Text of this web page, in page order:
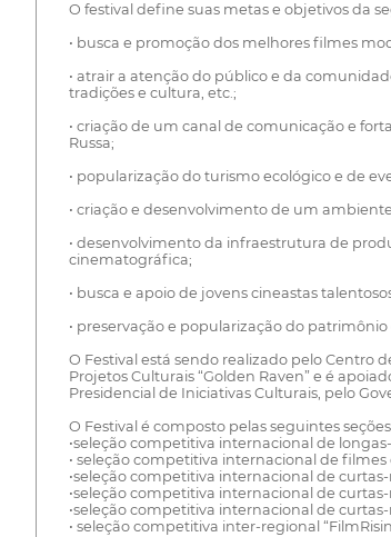
O festival define suas metas e objetivos da
• busca e promoção dos melhores filmes
• atrair a atenção do público e da
tradições e cultura, etc.;
• criação de um canal de comunicação e
Russa;
• popularização do turismo ecológico e de
• criação e desenvolvimento de um
• desenvolvimento da infraestrutura de
cinematográfica;
• busca e apoio de jovens cineastas
• preservação e popularização do
O Festival está sendo realizado pelo Centro
Projetos Culturais “Golden Raven” e é
Presidencial de Iniciativas Culturais, pelo
O Festival é composto pelas seguintes
•seleção competitiva internacional de
• seleção competitiva internacional de
•seleção competitiva internacional de
•seleção competitiva internacional de
•seleção competitiva internacional de
• seleção competitiva inter-regional